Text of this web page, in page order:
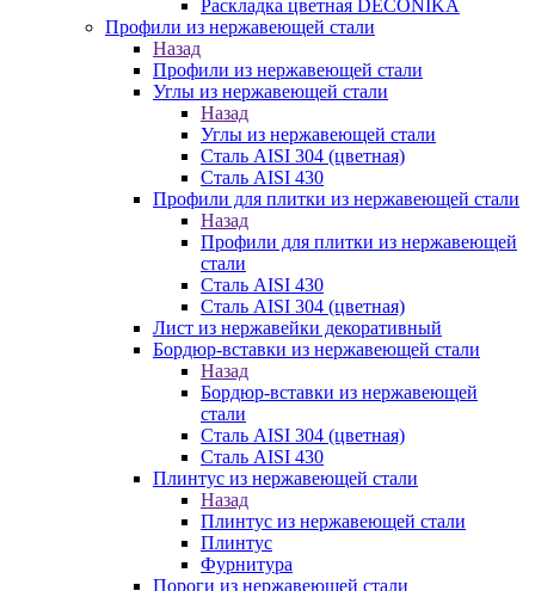
Раскладка цветная DECONIKA
Профили из нержавеющей стали
Назад
Профили из нержавеющей стали
Углы из нержавеющей стали
Назад
Углы из нержавеющей стали
Сталь AISI 304 (цветная)
Сталь AISI 430
Профили для плитки из нержавеющей стали
Назад
Профили для плитки из нержавеющей
стали
Сталь AISI 430
Сталь AISI 304 (цветная)
Лист из нержавейки декоративный
Бордюр-вставки из нержавеющей стали
Назад
Бордюр-вставки из нержавеющей
стали
Сталь AISI 304 (цветная)
Сталь AISI 430
Плинтус из нержавеющей стали
Назад
Плинтус из нержавеющей стали
Плинтус
Фурнитура
Пороги из нержавеющей стали